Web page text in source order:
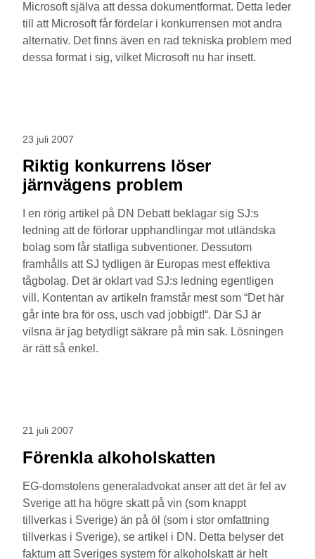
Microsoft själva att dessa dokumentformat. Detta leder
till att Microsoft får fördelar i konkurrensen mot andra
alternativ. Det finns även en rad tekniska problem med
dessa format i sig, vilket Microsoft nu har insett.
23 juli 2007
Riktig konkurrens löser
järnvägens problem
I en rörig artikel på DN Debatt beklagar sig SJ:s
ledning att de förlorar upphandlingar mot utländska
bolag som får statliga subventioner. Dessutom
framhålls att SJ tydligen är Europas mest effektiva
tågbolag. Det är oklart vad SJ:s ledning egentligen
vill. Kontentan av artikeln framstår mest som “Det här
går inte bra för oss, usch vad jobbigt!“. Där SJ är
vilsna är jag betydligt säkrare på min sak. Lösningen
är rätt så enkel.
21 juli 2007
Förenkla alkoholskatten
EG-domstolens generaladvokat anser att det är fel av
Sverige att ha högre skatt på vin (som knappt
tillverkas i Sverige) än på öl (som i stor omfattning
tillverkas i Sverige), se artikel i DN. Detta belyser det
faktum att Sveriges system för alkoholskatt är helt